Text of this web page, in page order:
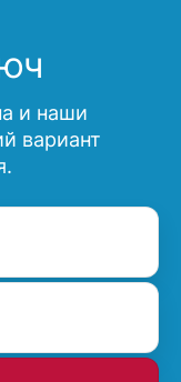
и наши
вариант